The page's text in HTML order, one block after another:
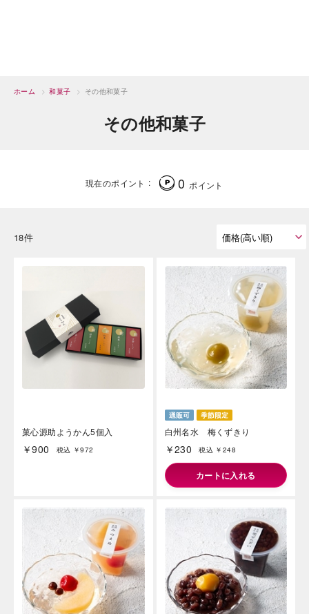
ホーム > 和菓子 > その他和菓子
その他和菓子
現在のポイント 0 ポイント
18件
菓心源助ようかん5個入
￥900 税込 ￥972
白州名水 梅くずきり
￥230 税込 ￥248
カートに入れる